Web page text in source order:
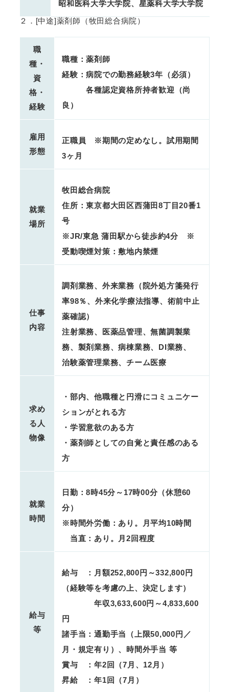
昭和医科大学大学院、星薬科大学大学院
２．[中途]薬剤師（牧田総合病院）
職
種・
資
格・
経験
職種：薬剤師
経験：病院での勤務経験3年（必須）
各種認定資格所持者歓迎（尚
良）
雇用
形態
正職員 ※期間の定めなし。試用期間
3ヶ月
就業
場所
牧田総合病院
住所：東京都大田区西蒲田8丁目20番1
号
※JR/東急 蒲田駅から徒歩約4分 ※
受動喫煙対策：敷地内禁煙
仕事
内容
調剤業務、外来業務（院外処方箋発行
率98％、外来化学療法指導、術前中止
薬確認）
注射業務、医薬品管理、無菌調製業
務、製剤業務、病棟業務、DI業務、
治験薬管理業務、チーム医療
求め
る人
物像
・部内、他職種と円滑にコミュニケー
ションがとれる方
・学習意欲のある方
・薬剤師としての自覚と責任感のある
方
就業
時間
日勤：8時45分～17時00分（休憩60
分）
※時間外労働：あり。月平均10時間
当直：あり。月2回程度
給与
等
給与 ：月額252,800円～332,800円
（経験等を考慮の上、決定します）
年収3,633,600円～4,833,600
円
諸手当：通勤手当（上限50,000円／
月・規定有り）、時間外手当 等
賞与 ：年2回（7月、12月）
昇給 ：年1回（7月）